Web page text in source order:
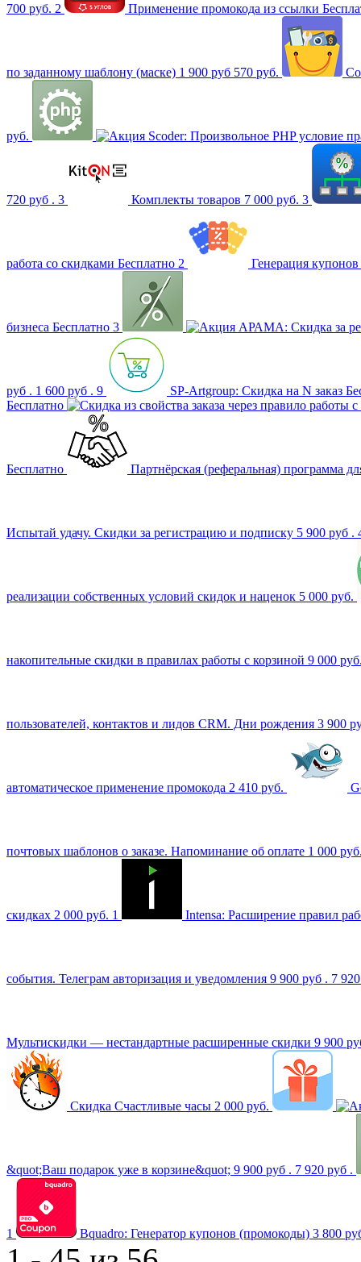
700 руб. 2 Применение промокода из ссылки
по заданному шаблону (маске) 1 900 руб 570 руб.
руб. Scoder: Произвольное PHP условие
720 руб . 3 Комплекты товаров 7 000 руб. 3
работа со скидками Бесплатно 2 Генерация
бизнеса Бесплатно 3 АРАМА: Скидка за
руб . 1 600 руб . 9 SP-Artgroup: Скидка на N заказ
Бесплатно
Бесплатно Партнёрская (реферальная) программа
Испытай удачу. Скидки за регистрацию и подписку 5 900 руб .
реализации собственных условий скидок и наценок 5 000 руб.
накопительные скидки в правилах работы с корзиной 9 000
пользователей, контактов и лидов CRM. Дни рождения 3 900
автоматическое применение промокода 2 410 руб.
почтовых шаблонов о заказе. Напоминание об оплате 1 000
скидках 2 000 руб. 1 Intensa: Расширение правил
события. Телеграм авторизация и уведомления 9 900 руб . 7
Мультискидки — нестандартные расширенные скидки 9 900
Скидка Счастливые часы 2 000 руб.
&quot;Ваш подарок уже в корзине&quot; 9 900 руб . 7 920 руб .
1 Bquadro: Генератор купонов (промокоды) 3 800